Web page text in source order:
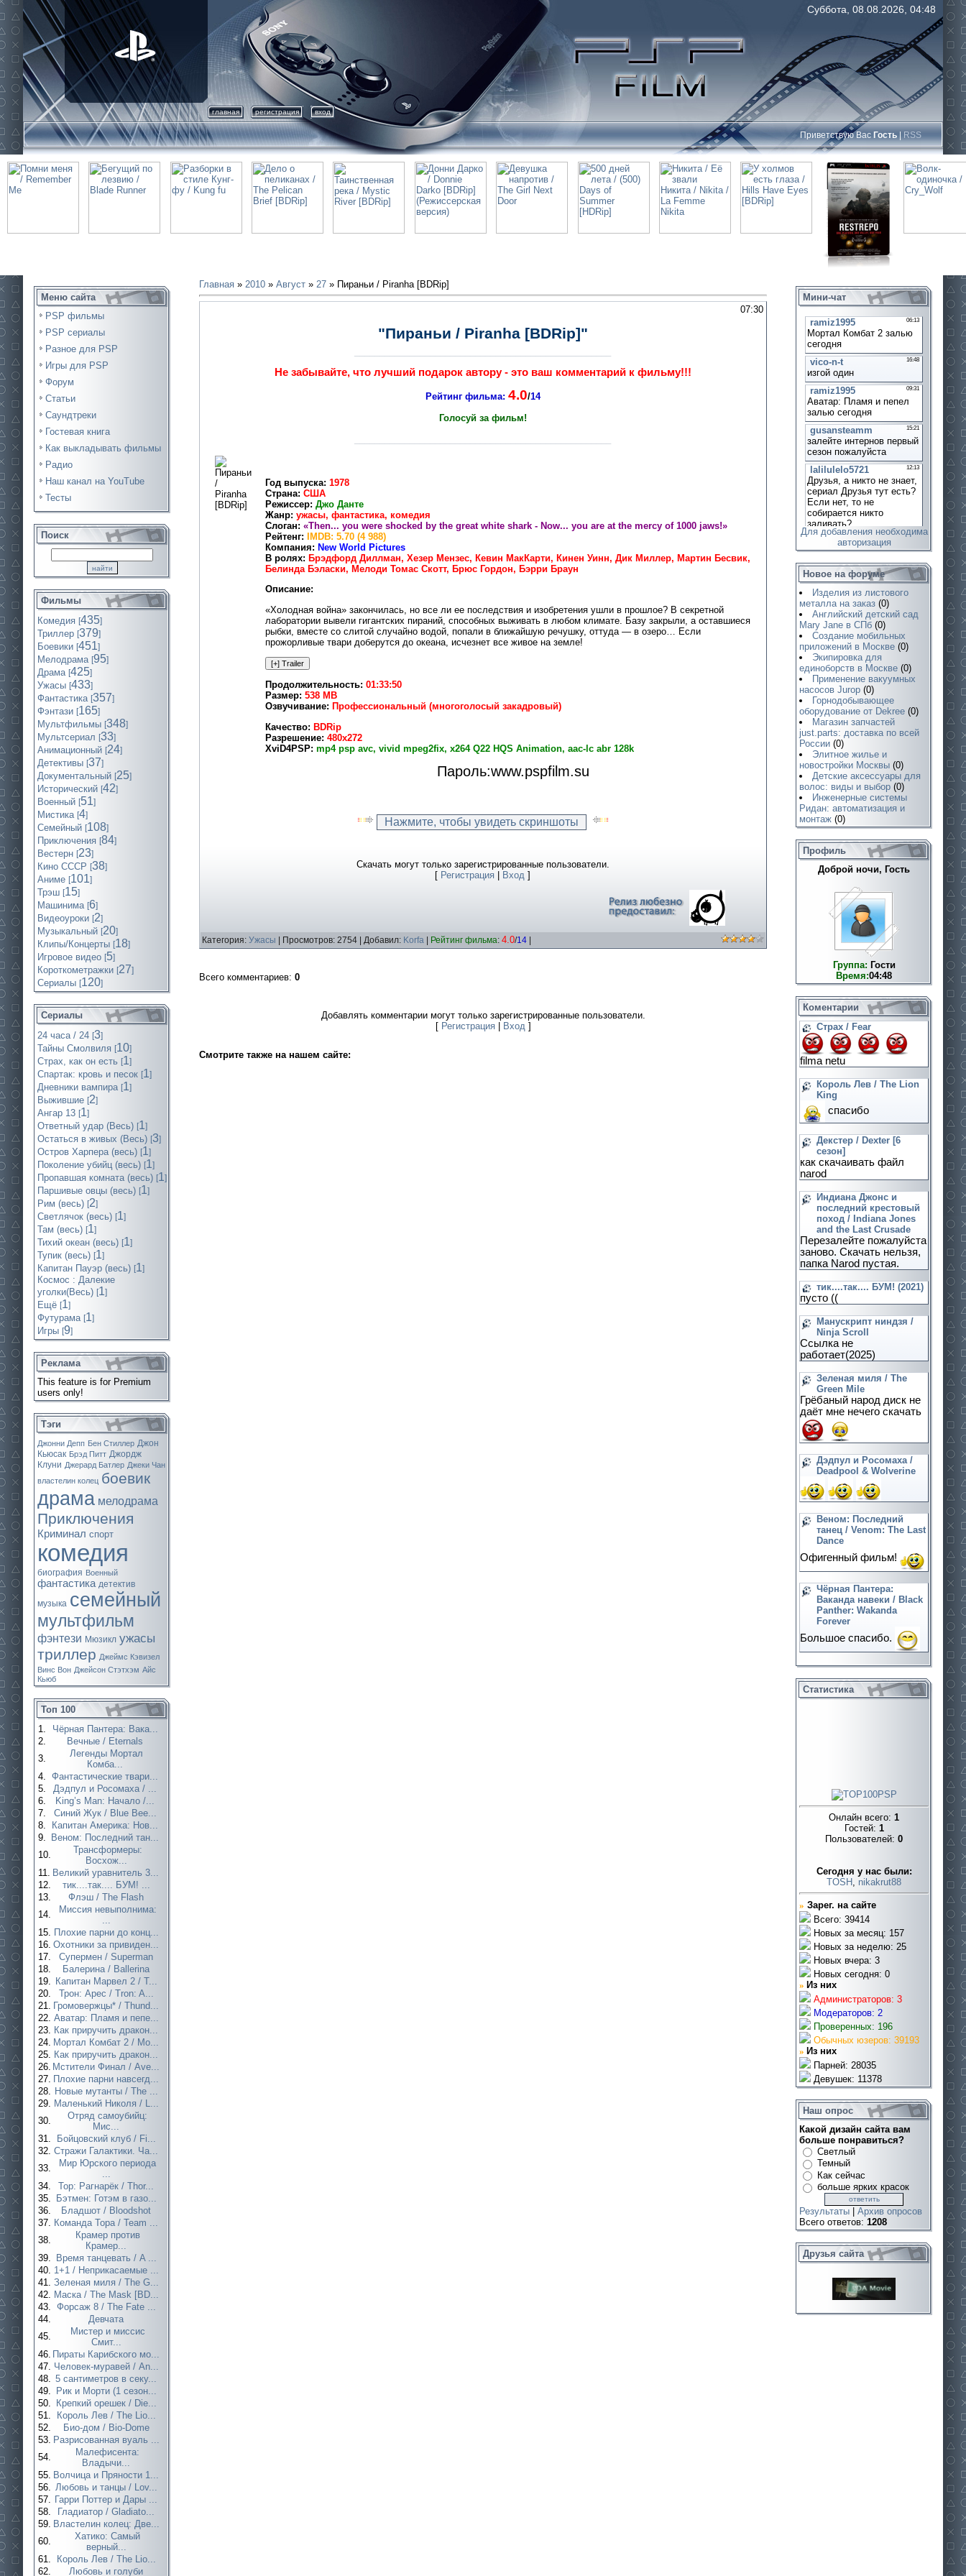
Суббота, 08.08.2026, 04:48
главная регистрация вход
Приветствую Вас Гость RSS
Меню сайта
PSP фильмы
PSP сериалы
Разное для PSP
Игры для PSP
Форум
Статьи
Саундтреки
Гостевая книга
Как выкладывать фильмы
Радио
Наш канал на YouTube
Тесты
Поиск
Фильмы
Комедия [435]
Триллер [379]
Боевики [451]
Мелодрама [95]
Драма [425]
Ужасы [433]
Фантастика [357]
Фэнтази [165]
Мультфильмы [348]
Мультсериал [33]
Анимационный [24]
Детективы [37]
Документальный [25]
Исторический [42]
Военный [51]
Мистика [4]
Семейный [108]
Приключения [84]
Вестерн [23]
Кино СССР [38]
Аниме [101]
Трэш [15]
Машинима [6]
Видеоуроки [2]
Музыкальный [20]
Клипы/Концерты [18]
Игровое видео [5]
Короткометражки [27]
Cериалы [120]
Сериалы
24 часа / 24 [3]
Тайны Смолвиля [10]
Страх, как он есть [1]
Спартак: кровь и песок [1]
Дневники вампира [1]
Выжившие [2]
Ангар 13 [1]
Ответный удар (Весь) [1]
Остаться в живых (Весь) [3]
Остров Харпера (весь) [1]
Поколение убийц (весь) [1]
Пропавшая комната (весь) [1]
Паршивые овцы (весь) [1]
Рим (весь) [2]
Светлячок (весь) [1]
Там (весь) [1]
Тихий океан (весь) [1]
Тупик (весь) [1]
Капитан Пауэр (весь) [1]
Космос : Далекие
уголки(Весь) [1]
Ещё [1]
Футурама [1]
Игры [9]
Реклама
This feature is for Premium
users only!
Тэги
Джонни Депп Бен Стиллер Джон
Кьюсак Брэд Питт Джордж
Клуни Джерард Батлер Джеки Чан
властелин колец боевик
драма мелодрама
Приключения
Криминал спорт
комедия
биография Военный
фантастика детектив
музыка семейный
мультфильм
фэнтези Мюзикл ужасы
триллер Джеймс Кэвизел
Винс Вон Джейсон Стэтхэм Айс
Кьюб
Топ 100
1.
Чёрная Пантера: Вака...
2.
Вечные / Eternals
3.
Легенды Мортал
Комба...
4. Фантастические твари...
5.
Дэдпул и Росомаха / ...
6.
King’s Man: Начало /...
7.
Синий Жук / Blue Bee...
8.
Капитан Америка: Нов...
9.
Веном: Последний тан...
10.
Трансформеры:
Восхож...
11. Великий уравнитель 3...
12.
тик....так.... БУМ! ...
13.
Флэш / The Flash
14.
Миссия невыполнима:
...
15. Плохие парни до конц...
16. Охотники за привиден...
17.
Супермен / Superman
18.
Балерина / Ballerina
19. Капитан Марвел 2 / T...
20.
Трон: Арес / Tron: A...
21. Громовержцы* / Thund...
22. Аватар: Пламя и пепе...
23. Как приручить дракон...
24. Мортал Комбат 2 / Mo...
25. Как приручить дракон...
26. Мстители Финал / Ave...
27. Плохие парни навсегд...
28. Новые мутанты / The ...
29. Маленький Николя / L...
30.
Отряд самоубийц:
Мис...
31.
Бойцовский клуб / Fi...
32. Стражи Галактики. Ча...
33.
Мир Юрского периода
...
34.
Тор: Рагнарёк / Thor...
35.
Бэтмен: Готэм в газо...
36.
Бладшот / Bloodshot
37. Команда Тора / Team ...
38.
Крамер против
Крамер...
39.
Время танцевать / A ...
40. 1+1 / Неприкасаемые ...
41. Зеленая миля / The G...
42. Маска / The Mask [BD...
43. Форсаж 8 / The Fate ...
44.
Девчата
45.
Мистер и миссис
Смит...
46. Пираты Карибского мо...
47. Человек-муравей / An...
48. 5 сантиметров в секу...
49.
Рик и Морти (1 сезон...
50.
Крепкий орешек / Die...
51.
Король Лев / The Lio...
52.
Био-дом / Bio-Dome
53. Разрисованная вуаль ...
54.
Малефисента:
Владычи...
55. Волчица и Пряности 1...
56. Любовь и танцы / Lov...
57. Гарри Поттер и Дары ...
58.
Гладиатор / Gladiato...
59. Властелин колец: Две...
60.
Хатико: Самый
верный...
61.
Король Лев / The Lio...
62.
Любовь и голуби
Главная » 2010 » Август » 27 » Пираньи / Piranha [BDRip]
07:30
"Пираньи / Piranha [BDRip]"
Не забывайте, что лучший подарок автору - это ваш комментарий к фильму!!!
Рейтинг фильма: 4.0/14
Голосуй за фильм!
Год выпуска: 1978
Страна: США
Режиссер: Джо Данте
Жанр: ужасы, фантастика, комедия
Слоган: «Then... you were shocked by the great white shark - Now... you are at the mercy of 1000 jaws!»
Рейтенг:
IMDB: 5.70 (4 988)
Компания: New World Pictures
В ролях: Брэдфорд Диллман, Хезер Мензес, Кевин МакКарти, Кинен Уинн, Дик Миллер, Мартин Бесвик,
Белинда Бэласки, Мелоди Томас Скотт, Брюс Гордон, Бэрри Браун
Описание:
«Холодная война» закончилась, но все ли ее последствия и изобретения ушли в прошлое? В секретной
лаборатории вывели гигантских пираний, способных выживать в любом климате. Базу закрыли, а оставшиеся
рыбки, вместе со слитой случайно водой, попали в ближайшую речушку, оттуда — в озеро… Если
прожорливые твари доберутся до океана, исчезнет все живое на земле!
Продолжительность: 01:33:50
Размер: 538 MB
Озвучивание: Профессиональный (многоголосый закадровый)
Качество: BDRip
Разрешение: 480x272
XviD4PSP: mp4 psp avc, vivid mpeg2fix, x264 Q22 HQS Animation, aac-lc abr 128k
Пароль:www.pspfilm.su
Скачать могут только зарегистрированные пользователи.
[ Регистрация Вход ]
Категория: Ужасы | Просмотров: 2754 | Добавил: Korfa Рейтинг фильма: 4.0/14
Всего комментариев: 0
Добавлять комментарии могут только зарегистрированные пользователи.
[ Регистрация| Вход]
Смотрите также на нашем сайте:
Мини-чат
Для добавления необходима
авторизация
Новое на форуме
Изделия из листового
металла на заказ (0)
Английский детский сад
Mary Jane в СПб (0)
Создание мобильных
приложений в Москве (0)
Экипировка для
единоборств в Москве (0)
Применение вакуумных
насосов Jurop (0)
Горнодобывающее
оборудование от Dekree (0)
Магазин запчастей
just.parts: доставка по всей
России (0)
Элитное жилье и
новостройки Москвы (0)
Детские аксессуары для
волос: виды и выбор (0)
Инженерные системы
Ридан: автоматизация и
монтаж (0)
Профиль
Доброй ночи, Гость
Группа: Гости
Время:04:48
Коментарии
Страх / Fear
filma netu
Король Лев / The Lion
King
спасибо
Декстер / Dexter [6
сезон]
как скачаивать файл
narod
Индиана Джонс и
последний крестовый
поход / Indiana Jones
and the Last Crusade
Перезалейте пожалуйста
заново. Скачать нельзя,
папка Narod пустая.
тик....так.... БУМ! (2021)
пусто ((
Манускрипт ниндзя /
Ninja Scroll
Ссылка не
работает(2025)
Зеленая миля / The
Green Mile
Грёбаный народ диск не
даёт мне нечего скачать
Дэдпул и Росомаха /
Deadpool & Wolverine
Веном: Последний
танец / Venom: The Last
Dance
Офигенный фильм!
Чёрная Пантера:
Ваканда навеки / Black
Panther: Wakanda
Forever
Большое спасибо.
Статистика
Онлайн всего: 1
Гостей: 1
Пользователей: 0
Cегодня у нас были:
TOSH , nikakrut88
» Зарег. на сайте
Всего: 39414
Новых за месяц: 157
Новых за неделю: 25
Новых вчера: 3
Новых сегодня: 0
» Из них
Администраторов: 3
Модераторов: 2
Проверенных: 196
Обычных юзеров: 39193
» Из них
Парней: 28035
Девушек: 11378
Наш опрос
Какой дизайн сайта вам
больше понравиться?
Светлый
Темный
Как сейчас
больше ярких красок
Результаты
Архив опросов
Всего ответов: 1208
Друзья сайта